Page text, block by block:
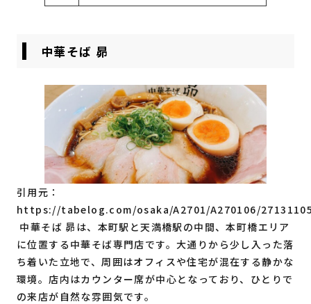
中華そば 昴
引用元：
https://tabelog.com/osaka/A2701/A270106/
中華そば 昴は、本町駅と天満橋駅の中間、本町橋エリア
に位置する中華そば専門店です。大通りから少し入った落
ち着いた立地で、周囲はオフィスや住宅が混在する静かな
環境。店内はカウンター席が中心となっており、ひとりで
の来店が自然な雰囲気です。